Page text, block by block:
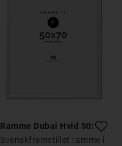
Ramme Dubai Hvid 50x70
Svenskfremstillet ramme i